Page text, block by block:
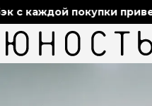
с каждой покупки